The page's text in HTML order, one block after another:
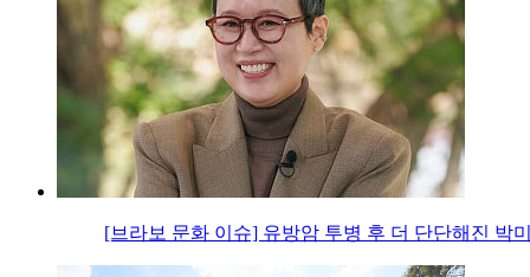
[브라보 문화 이슈] 유방암 투병 후 더 단단해진 박